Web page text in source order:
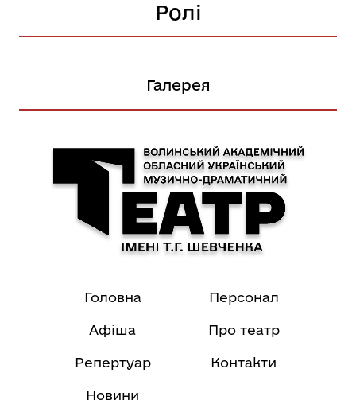
Ролі
Галерея
Головна
Афіша
Репертуар
Новини
Персонал
Про театр
Контакти